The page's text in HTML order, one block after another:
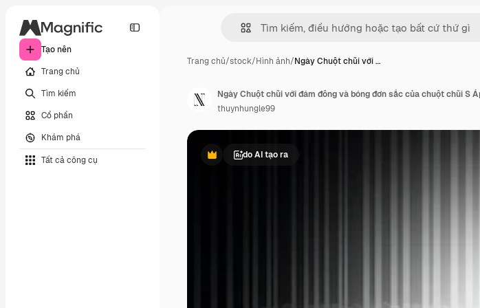
Tạo nên
Trang chủ
Tìm kiếm
Cổ phần
Khám phá
Tất cả công cụ
Trang chủ/stock/Hình ảnh/Ngày Chuột chũi với …
Phần thưởngdo AI tạo ra
thuynhungle99